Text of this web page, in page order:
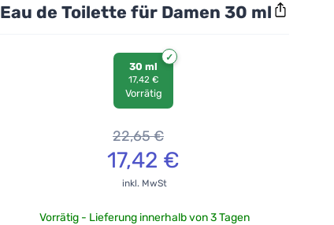
Eau de Toilette für Damen 30 ml
30 ml
17,42 €
Vorrätig
22,65€
17,42 €
inkl. MwSt
Vorrätig - Lieferung innerhalb von 3 Tagen